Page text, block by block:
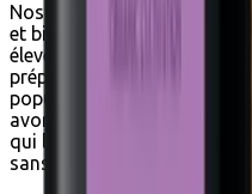
Nos produits d'épices sont
et biologiques et
élevées. Curry signifie
préparations alimentaires
populaires dans la cuisine
avons développé un
qui laisse une sensation
sans vous brûler la langue.